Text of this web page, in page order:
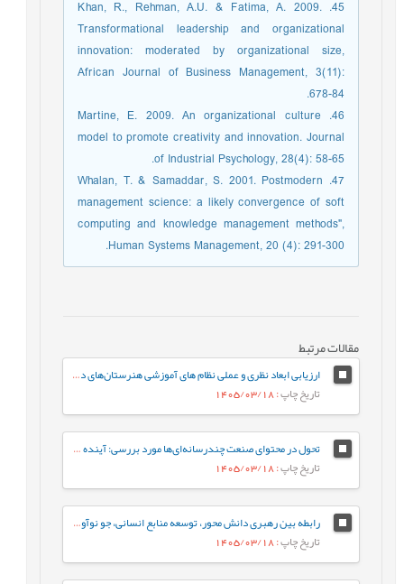
45. Khan, R., Rehman, A.U. & Fatima, A. 2009.
Transformational leadership and organizational
innovation: moderated by organizational size,
African Journal of Business Management, 3(11):
678-84.
46. Martine, E. 2009. An organizational culture
model to promote creativity and innovation. Journal
of Industrial Psychology, 28(4): 58-65.
47. Whalan, T. & Samaddar, S. 2001. Postmodern
management science: a likely convergence of soft
computing and knowledge management methods",
Human Systems Management, 20 (4): 291-300.
مقالات مرتبط
ارزیابی ابعاد نظری و عملی نظام های آموزشی هنرستان‌های دخترانه فنی و حرفه‌ای
تاریخ چاپ: 1405/03/18
تحول در محتوای صنعت چندرسانه‌ای‌ها مورد بررسی: آینده‌ ژانر برنامه‌های تلویزیون ایران در افق 1410
تاریخ چاپ: 1405/03/18
رابطه بین رهبری دانش محور، توسعه منابع انسانی، جو نوآوری و رفتار کاری خلاقانه با مزیت رقابتی پایدار با نقش میانجی نواوری سازمانی
تاریخ چاپ: 1405/03/18